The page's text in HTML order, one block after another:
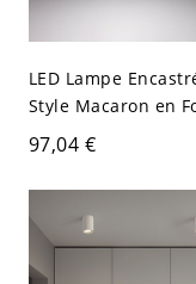
LED Lampe
Style Macaron en
Ronde Plafonnier
Métallique - Blanc
120 V 22,86 cm
97,04 €